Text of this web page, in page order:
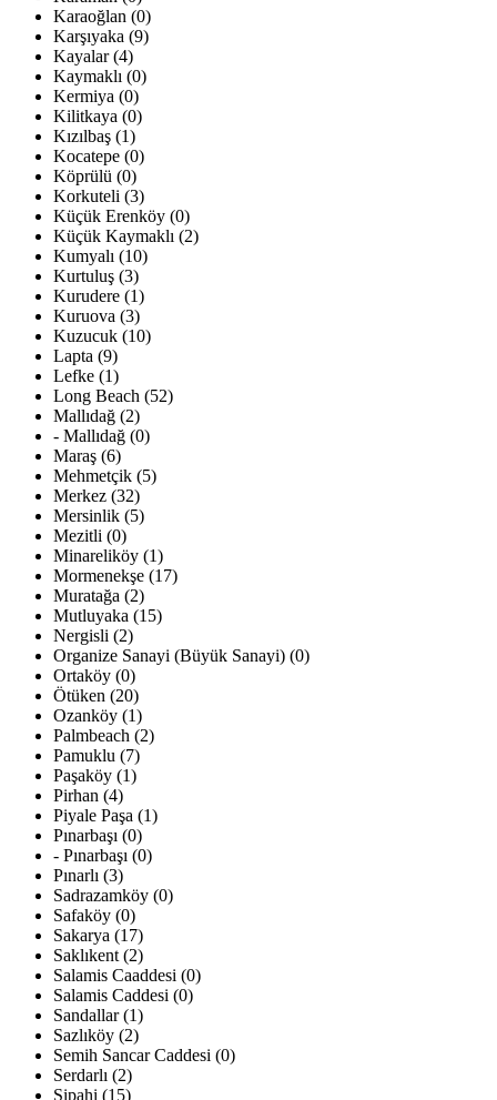
Karaoğlan (0)
Karşıyaka (9)
Kayalar (4)
Kaymaklı (0)
Kermiya (0)
Kilitkaya (0)
Kızılbaş (1)
Kocatepe (0)
Köprülü (0)
Korkuteli (3)
Küçük Erenköy (0)
Küçük Kaymaklı (2)
Kumyalı (10)
Kurtuluş (3)
Kurudere (1)
Kuruova (3)
Kuzucuk (10)
Lapta (9)
Lefke (1)
Long Beach (52)
Mallıdağ (2)
- Mallıdağ (0)
Maraş (6)
Mehmetçik (5)
Merkez (32)
Mersinlik (5)
Mezitli (0)
Minareliköy (1)
Mormenekşe (17)
Muratağa (2)
Mutluyaka (15)
Nergisli (2)
Organize Sanayi (Büyük Sanayi) (0)
Ortaköy (0)
Ötüken (20)
Ozanköy (1)
Palmbeach (2)
Pamuklu (7)
Paşaköy (1)
Pirhan (4)
Piyale Paşa (1)
Pınarbaşı (0)
- Pınarbaşı (0)
Pınarlı (3)
Sadrazamköy (0)
Safaköy (0)
Sakarya (17)
Saklıkent (2)
Salamis Caaddesi (0)
Salamis Caddesi (0)
Sandallar (1)
Sazlıköy (2)
Semih Sancar Caddesi (0)
Serdarlı (2)
Sipahi (15)